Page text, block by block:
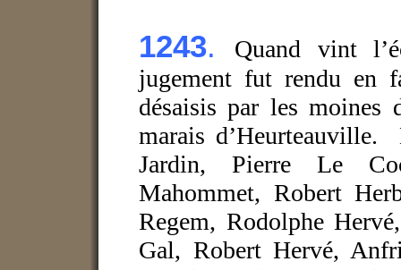
1243.
Quand vint
jugement fut rendu en
désaisis par les moines
marais
Jardin, Pierre Le
Mahommet, Robert
Regem, Rodolphe
Gal, Robert Hervé,